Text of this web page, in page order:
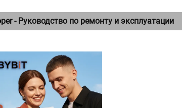
- Руководство по ремонту и эксплуатации